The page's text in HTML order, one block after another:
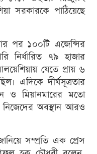
সরকারকে পাঠিয়েছে
পর ১০০টি এজেন্সির
নির্ধারিত ৭৯ হাজার
যেতে প্রায় ৬
এদিকে দীর্ঘসূত্রতার
ও মিয়ানমারের মতো
নিজেদের অবস্থান আরও
সম্প্রতি এক প্রেস